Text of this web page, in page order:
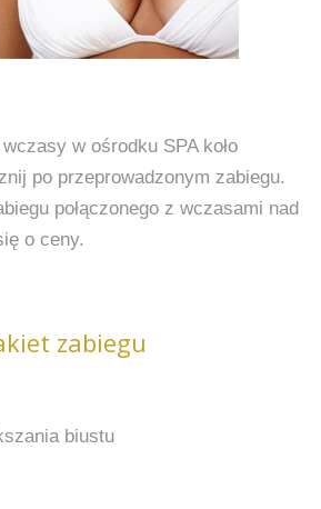
w ośrodku SPA koło
po przeprowadzonym zabiegu.
połączonego z wczasami nad
o ceny.
zabiegu
biustu